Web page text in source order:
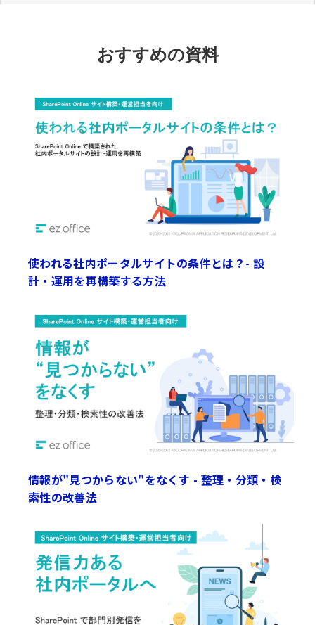
おすすめの資料
使われる社内ポータルサイトの条件とは？- 設
計・運用を再構築する方法
情報が"見つからない"をなくす - 整理・分類・検
索性の改善法